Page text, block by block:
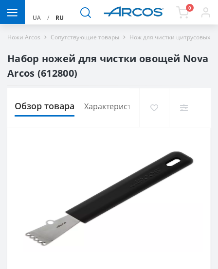
UA / RU
0
Ножи Arcos Сопутствующие товары Нож для чистки цитрусовых
Набор ножей для чистки овощей Nova
Arcos (612800)
Обзор товара Характеристики Доставка и